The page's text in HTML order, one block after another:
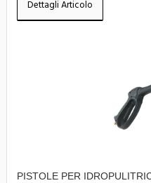
Dettagli Articolo
PISTOLE PER